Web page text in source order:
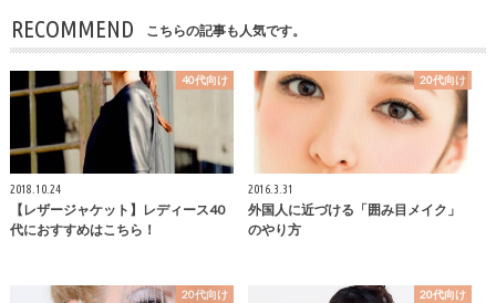
RECOMMEND こちらの記事も人気です。
40代向け
2018.10.24
【レザージャケット】レディース40
代におすすめはこちら！
20代向け
2016.3.31
外国人に近づける「囲み目メイク」
のやり方
20代向け 20代向け